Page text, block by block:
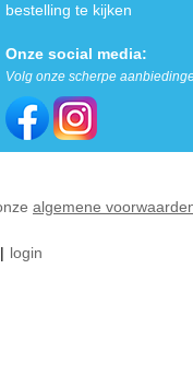
bestelling te kijken
Onze social media:
Volg onze scherpe
algemene
| login